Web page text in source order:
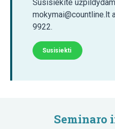
Susisiekite
mokymai@countline.lt
9922.
Susisiekti
Seminaro